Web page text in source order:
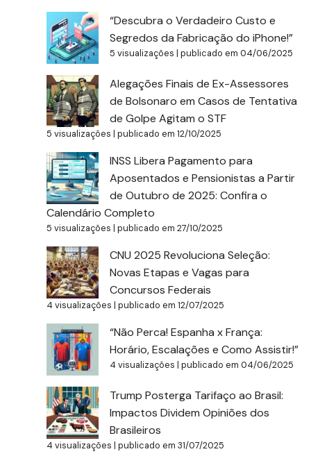
“Descubra o Verdadeiro Custo e
Segredos da Fabricação do iPhone!”
5 visualizações |publicado em 04/06/2025
Alegações Finais de Ex-Assessores
de Bolsonaro em Casos de Tentativa
de Golpe Agitam o STF
5 visualizações |publicado em 12/10/2025
INSS Libera Pagamento para
Aposentados e Pensionistas a Partir
de Outubro de 2025: Confira o
Calendário Completo
5 visualizações |publicado em 27/10/2025
CNU 2025 Revoluciona Seleção:
Novas Etapas e Vagas para
Concursos Federais
4 visualizações |publicado em 12/07/2025
“Não Perca! Espanha x França:
Horário, Escalações e Como Assistir!”
4 visualizações |publicado em 04/06/2025
Trump Posterga Tarifaço ao Brasil:
Impactos Dividem Opiniões dos
Brasileiros
4 visualizações |publicado em 31/07/2025